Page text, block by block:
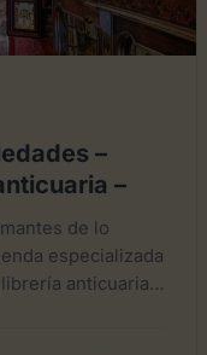
–
–
de lo
especializada
anticuaria